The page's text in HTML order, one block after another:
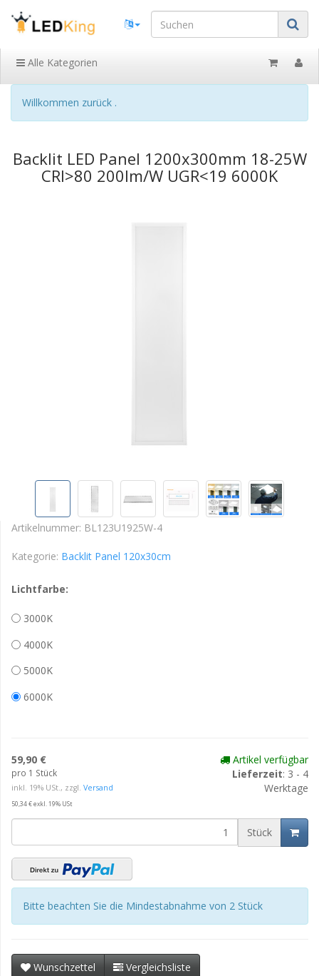
Alle Kategorien
Willkommen zurück .
Backlit LED Panel 1200x300mm 18-25W
CRI>80 200lm/W UGR<19 6000K
Artikelnummer: BL123U1925W-4
Kategorie: Backlit Panel 120x30cm
Lichtfarbe:
3000K
4000K
5000K
6000K
59,90 €
pro 1 Stück
inkl. 19% USt., zzgl. Versand
50,34 € exkl. 19% USt
Artikel verfügbar
Lieferzeit: 3 - 4
Werktage
Stück
Bitte beachten Sie die Mindestabnahme von 2 Stück
Wunschzettel Vergleichsliste